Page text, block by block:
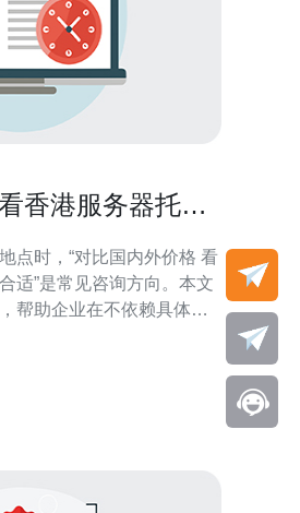
香港服务器托管
点时，“对比国内外价格 看
适”是常见咨询方向。本文
帮助企业在不依赖具体报
国内外价格并非单看月费